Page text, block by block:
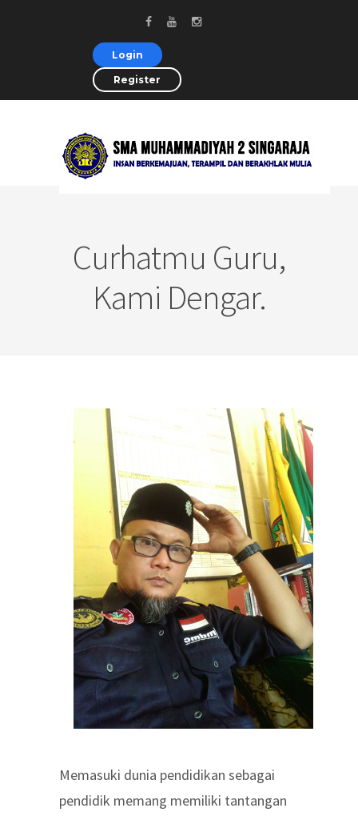
Login
Register
Curhatmu Guru,
Kami Dengar.
Memasuki dunia pendidikan sebagai
pendidik memang memiliki tantangan